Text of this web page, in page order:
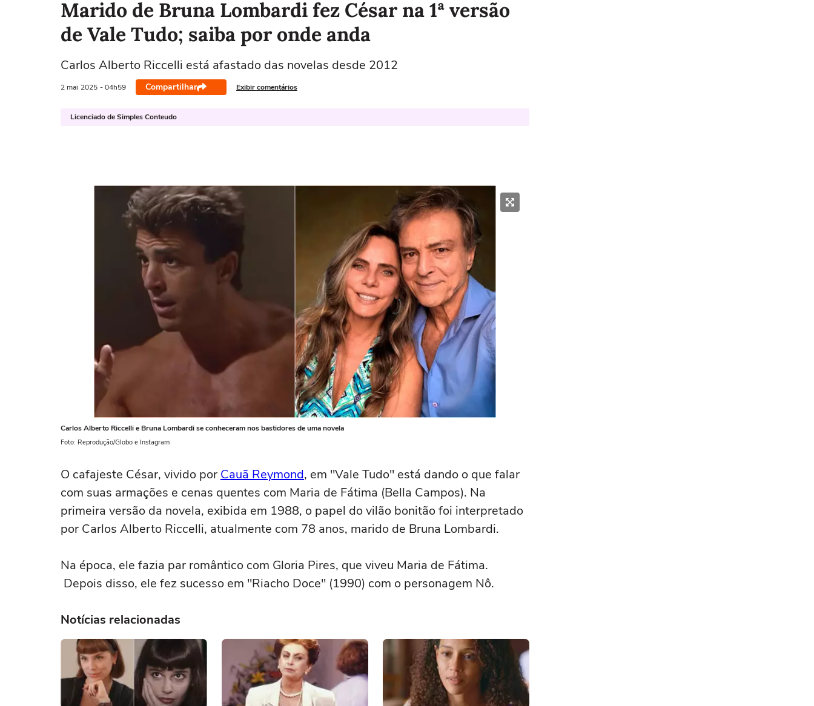
Marido de Bruna Lombardi fez César na 1ª versão
de Vale Tudo; saiba por onde anda
Carlos Alberto Riccelli está afastado das novelas desde 2012
2 mai 2025 - 04h59 Compartilhar Exibir comentários
Licenciado de Simples Conteudo
Carlos Alberto Riccelli e Bruna Lombardi se conheceram nos bastidores de uma novela
Foto: Reprodução/Globo e Instagram
O cafajeste César, vivido por Cauã Reymond, em "Vale Tudo" está dando o que falar
com suas armações e cenas quentes com Maria de Fátima (Bella Campos). Na
primeira versão da novela, exibida em 1988, o papel do vilão bonitão foi interpretado
por Carlos Alberto Riccelli, atualmente com 78 anos, marido de Bruna Lombardi.
Na época, ele fazia par romântico com Gloria Pires, que viveu Maria de Fátima.
Depois disso, ele fez sucesso em "Riacho Doce" (1990) com o personagem Nô.
Notícias relacionadas